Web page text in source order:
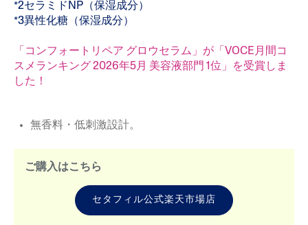
*2セラミドNP（保湿成分）
*3異性化糖（保湿成分）
「コンフォートリペア グロウセラム」が「VOCE月間コ
スメランキング 2026年5月 美容液部門 1位」を受賞しま
した！
無香料・低刺激設計。
ご購入はこちら
セタフィル公式楽天市場店